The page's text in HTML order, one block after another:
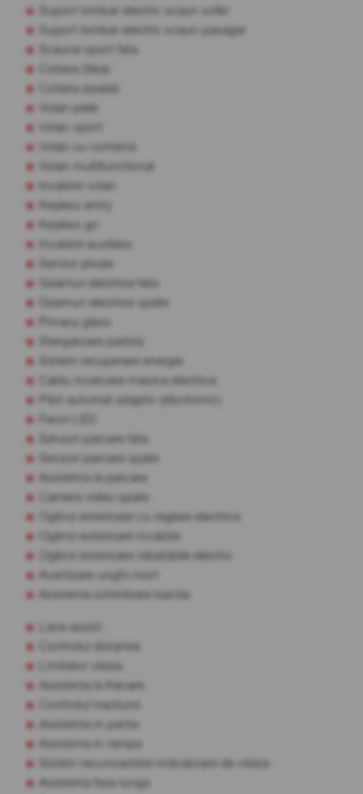
Suport lombar electric scaun sofer
Suport lombar electric scaun pasager
Scaune sport fata
Cotiera (fata)
Cotiera (spate)
Volan piele
Volan sport
Volan cu comenzi
Volan multifunctional
Incalzire volan
Keyless entry
Keyless go
Incalzire auxiliara
Senzor ploaie
Geamuri electrice fata
Geamuri electrice spate
Privacy glass
Stergatoare parbriz
Sistem recuperare energie
Cablu incarcare masina electrica
Pilot automat adaptiv (disctronic)
Faruri LED
Senzori parcare fata
Senzori parcare spate
Asistenta la parcare
Camera video spate
Oglinzi exterioare cu reglare electrica
Oglinzi exterioare incalzite
Oglinzi exterioare rabatabile electric
Avertizare unghi mort
Asistenta schimbare banda
Lane assist
Controlul distantei
Limitator viteza
Asistenta la franare
Controlul tractiunii
Asistenta in panta
Asistenta in rampa
Sistem recunoastere indicatoare de viteza
Asistenta faza lunga